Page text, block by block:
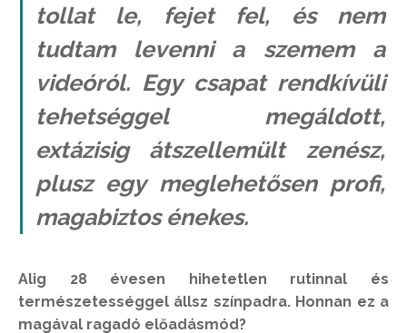
tollat le, fejet fel, és nem
tudtam levenni a szemem a
videóról. Egy csapat rendkívüli
tehetséggel megáldott,
extázisig átszellemült zenész,
plusz egy meglehetősen profi,
magabiztos énekes.
Alig 28 évesen hihetetlen rutinnal és
természetességgel állsz színpadra. Honnan ez a
magával ragadó előadásmód?